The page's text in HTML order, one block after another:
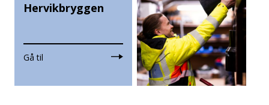
Hervikbryggen
Gå til